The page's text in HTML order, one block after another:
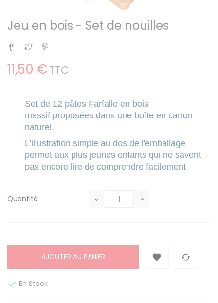
Jeu en bois - Set de nouilles
Partager
Tweet
11,50 € TTC
Set de 12 pâtes Farfalle en bois
massif proposées dans une boîte en carton
naturel.
L'illustration simple au dos de l'emballage
permet aux plus jeunes enfants qui ne savent
pas encore lire de comprendre facilement
Quantité
AJOUTER AU PANIER  
 En Stock